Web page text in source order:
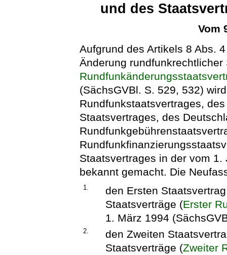
und des
Vom
Aufgrund des Artikels 8 Abs.
Änderung rundfunkrechtlicher
(SächsGVBl. S. 529, 532)
Rundfunkstaatsvertrages,
Staatsvertrages, des
Staatsvertrages in der vom
bekannt gemacht. Die
1.
den Ersten
Staatsverträge (Erster
1. März 1994
2.
den Zweiten
Staatsverträge (Zweiter